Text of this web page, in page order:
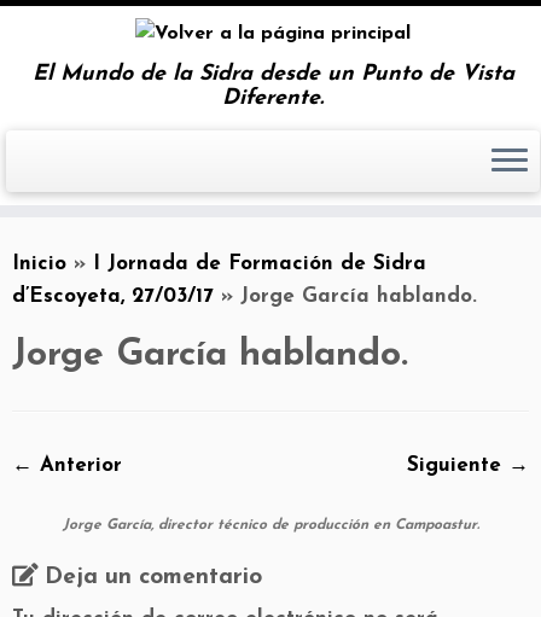
El Mundo de la Sidra desde un Punto de Vista
Diferente.
Inicio » I Jornada de Formación de Sidra
d’Escoyeta, 27/03/17 » Jorge García hablando.
Jorge García hablando.
← Anterior Siguiente →
Jorge García, director técnico de producción en Campoastur.
Deja un comentario